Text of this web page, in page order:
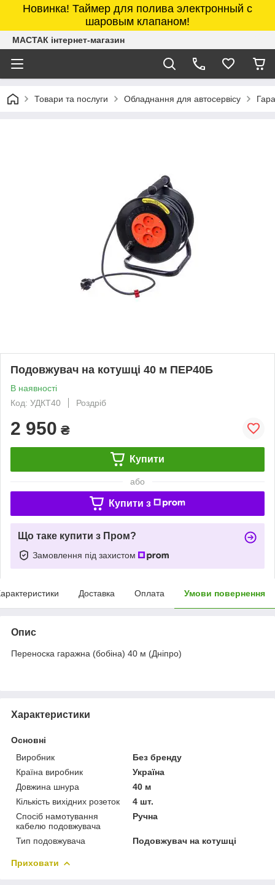
Новинка! Таймер для полива электронный с
шаровым клапаном!
МАСТАК інтернет-магазин
Товари та послуги Обладнання для автосервісу
Подовжувач на котушці 40 м ПЕР40Б
В наявності
Код: УДКТ40
Роздріб
2 950 ₴
Купити
або
Купити з
Що таке купити з Пром?
Замовлення під захистом
Доставка Оплата Умови повернення
Опис
Переноска гаражна (бобіна) 40 м (Дніпро)
Характеристики
Основні
Виробник
Без бренду
Країна виробник
Україна
Довжина шнура
40 м
Кількість вихідних розеток
4 шт.
Спосіб намотування
кабелю подовжувача
Ручна
Тип подовжувача Подовжувач на котушці
Приховати